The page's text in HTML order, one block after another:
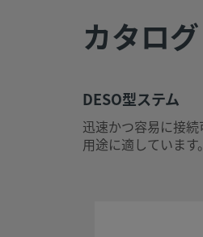
UNSPSC (11.0501)
UNSPSC (17.1001)
カタログ
DESO型ステム
迅速かつ容易に接
用途に適しています。